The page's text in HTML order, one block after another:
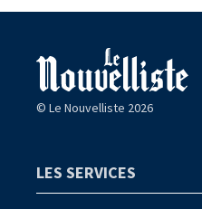
© Le Nouvelliste 2026
LES SERVICES